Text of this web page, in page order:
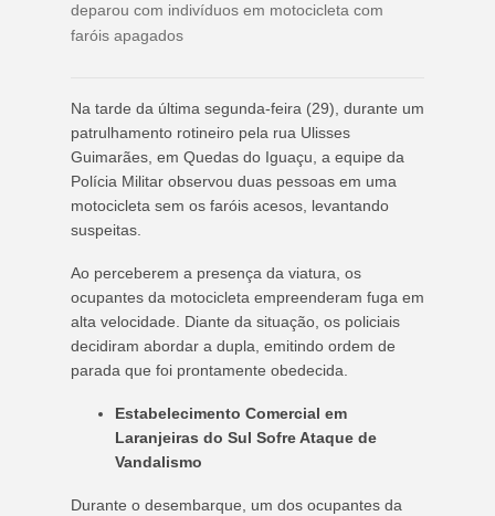
deparou com indivíduos em motocicleta com
faróis apagados
Na tarde da última segunda-feira (29), durante um
patrulhamento rotineiro pela rua Ulisses
Guimarães, em Quedas do Iguaçu, a equipe da
Polícia Militar observou duas pessoas em uma
motocicleta sem os faróis acesos, levantando
suspeitas.
Ao perceberem a presença da viatura, os
ocupantes da motocicleta empreenderam fuga em
alta velocidade. Diante da situação, os policiais
decidiram abordar a dupla, emitindo ordem de
parada que foi prontamente obedecida.
Estabelecimento Comercial em
Laranjeiras do Sul Sofre Ataque de
Vandalismo
Durante o desembarque, um dos ocupantes da